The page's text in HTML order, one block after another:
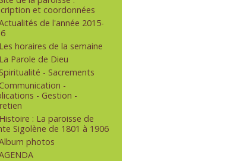
et coordonnées
de l'année 2015-
Les horaires de la semaine
La Parole de Dieu
- Sacrements
-
- Gestion -
Histoire : La paroisse de
Sigolène de 1801 à 1906
photos